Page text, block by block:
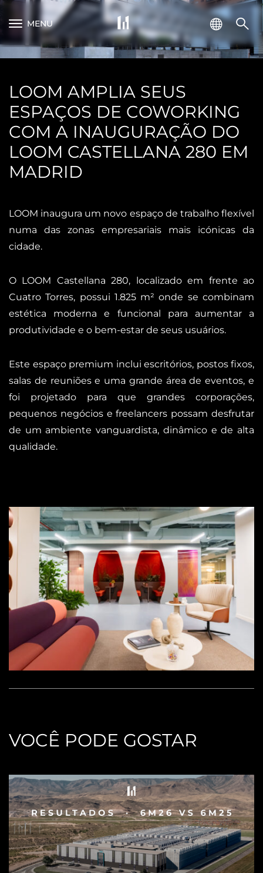
MENU
LOOM AMPLIA SEUS
ESPAÇOS DE COWORKING
COM A INAUGURAÇÃO DO
LOOM CASTELLANA 280 EM
MADRID
LOOM inaugura um novo espaço de trabalho flexível
numa das zonas empresariais mais icónicas da
cidade.
O LOOM Castellana 280, localizado em frente ao
Cuatro Torres, possui 1.825 m² onde se combinam
estética moderna e funcional para aumentar a
produtividade e o bem-estar de seus usuários.
Este espaço premium inclui escritórios, postos fixos,
salas de reuniões e uma grande área de eventos, e
foi projetado para que grandes corporações,
pequenos negócios e freelancers possam desfrutar
de um ambiente vanguardista, dinâmico e de alta
qualidade.
VOCÊ PODE GOSTAR